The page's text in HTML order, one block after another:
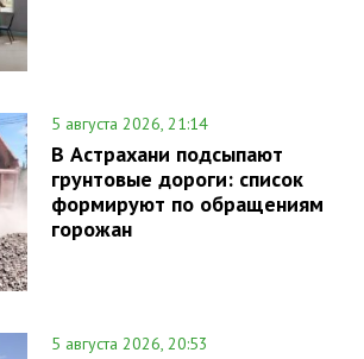
5 августа 2026, 21:14
В Астрахани подсыпают
грунтовые дороги: список
формируют по обращениям
горожан
5 августа 2026, 20:53